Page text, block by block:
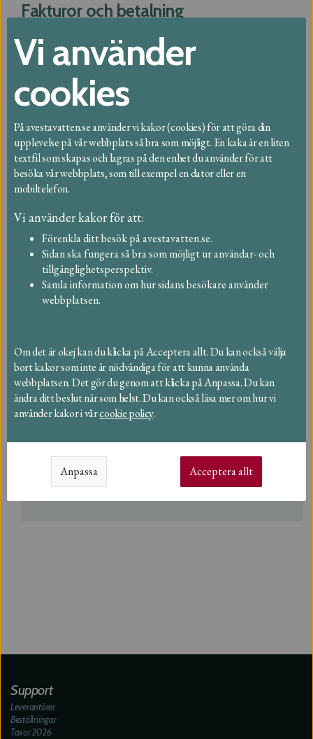
Vi använder
cookies
På avestavatten.se använder vi kakor (cookies) för att göra din
upplevelse på vår webbplats så bra som möjligt. En kaka är en liten
textfil som skapas och lagras på den enhet du använder för att
besöka vår webbplats, som till exempel en dator eller en
mobiltelefon.
Vi använder kakor för att:
Förenkla ditt besök på avestavatten.se.
Sidan ska fungera så bra som möjligt ur användar- och
tillgänglighetsperspektiv.
Samla information om hur sidans besökare använder
webbplatsen.
Om det är okej kan du klicka på Acceptera allt. Du kan också välja
bort kakor som inte är nödvändiga för att kunna använda
webbplatsen. Det gör du genom att klicka på Anpassa. Du kan
ändra ditt beslut när som helst. Du kan också läsa mer om hur vi
använder kakor i vårcookie policy.
Anpassa Acceptera allt
Fakturor och betalning
Driftstörning
Nyheter
Vattenmätare
Öppettider
Broschyrer
Vanliga frågor
Hitta bland vanliga frågor
ventilavstängning
Om avfall och återvinning
Om taxor och fakturor
Om dricksvatten
Om spill- och dagvatten
Support
Leverantörer
Beställningar
Taxor 2026